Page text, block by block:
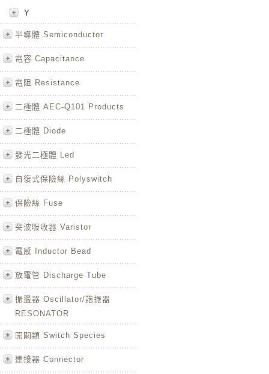
Y
半導體 Semiconductor
電容 Capacitance
電阻 Resistance
二極體 AEC-Q101 Products
二極體 Diode
發光二極體 Led
自復式保險絲 Polyswitch
保險絲 Fuse
突波吸收器 Varistor
電感 Inductor Bead
放電管 Discharge Tube
振盪器 Oscillator/諧振器
RESONATOR
開關類 Switch Species
連接器 Connector